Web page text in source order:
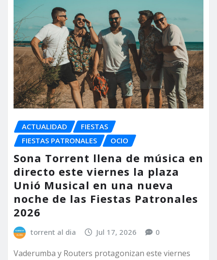
ACTUALIDAD
FIESTAS
FIESTAS PATRONALES
OCIO
Sona Torrent llena de música en
directo este viernes la plaza
Unió Musical en una nueva
noche de las Fiestas Patronales
2026
torrent al dia Jul 17, 2026 0
Vaderumba y Routers protagonizan este viernes